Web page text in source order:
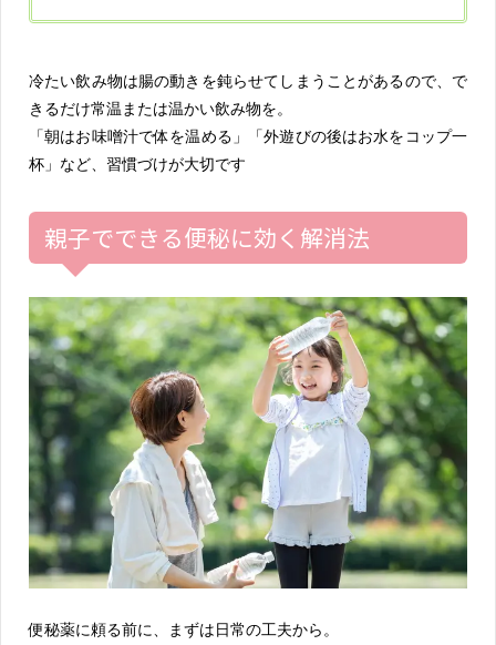
冷たい飲み物は腸の動きを鈍らせてしまうことがあるので、で
きるだけ常温または温かい飲み物を。
「朝はお味噌汁で体を温める」「外遊びの後はお水をコップ一
杯」など、習慣づけが大切です
親子でできる便秘に効く解消法
便秘薬に頼る前に、まずは日常の工夫から。